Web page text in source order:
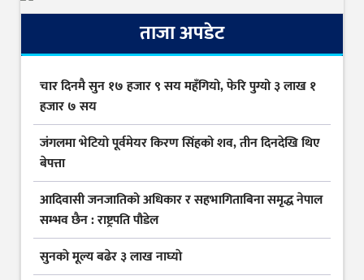
ताजा अपडेट
चार दिनमै सुन १७ हजार ९ सय महँगियो, फेरि पुग्यो ३ लाख १
हजार ७ सय
जंगलमा भेटियो पूर्वमेयर किरण सिंहको शव, तीन दिनदेखि थिए
बेपत्ता
आदिवासी जनजातिको अधिकार र सहभागिताबिना समृद्ध नेपाल
सम्भव छैन : राष्ट्रपति पौडेल
सुनकाे मूल्य बढेर ३ लाख नाघ्याे